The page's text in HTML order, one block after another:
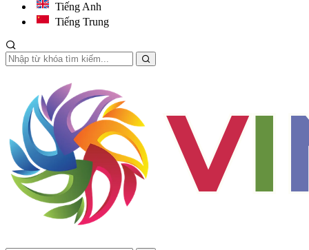
Tiếng Anh
Tiếng Trung